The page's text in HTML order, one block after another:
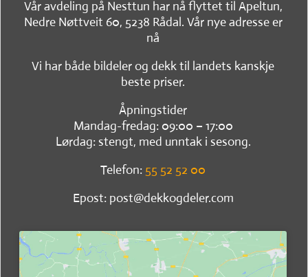
Vår avdeling på Nesttun har nå flyttet til Apeltun,
Nedre Nøttveit 60, 5238 Rådal. Vår nye adresse er
nå
Vi har både bildeler og dekk til landets kanskje
beste priser.
Åpningstider
Mandag-fredag: 09:00 – 17:00
Lørdag: stengt, med unntak i sesong.
Telefon: 55 52 52 00
Epost: post@dekkogdeler.com